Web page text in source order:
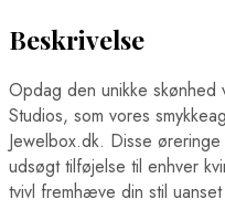
Beskrivelse
Opdag den unikke skønhed
Studios, som vores
Jewelbox.dk. Disse
udsøgt tilføjelse til enhver
tvivl fremhæve din stil